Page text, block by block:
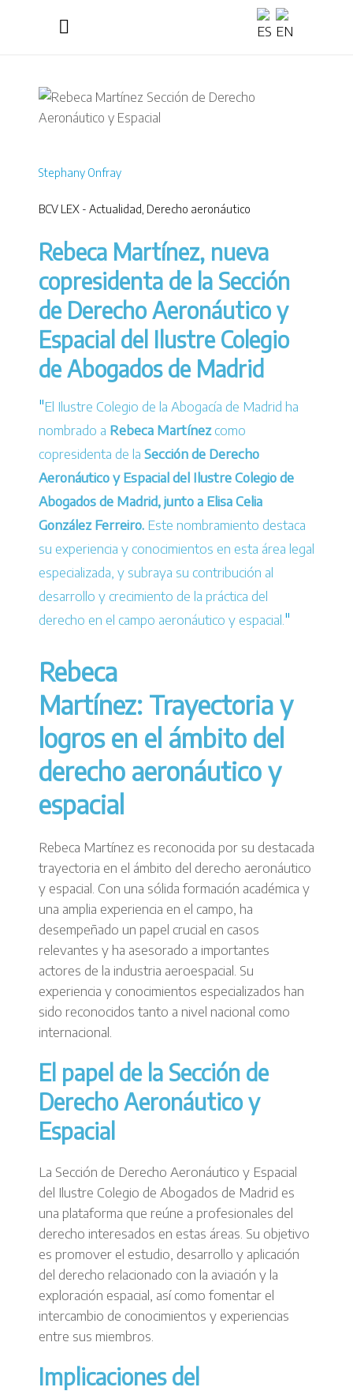
Stephany Onfray
BCV LEX - Actualidad Derecho aeronáutico
Rebeca Martínez, nueva
copresidenta de la Sección
de Derecho Aeronáutico y
Espacial del Ilustre Colegio
de Abogados de Madrid
El Ilustre Colegio de la Abogacía de Madrid ha
nombrado a Rebeca Martínezcomo
copresidenta de la Sección de Derecho
Aeronáutico y Espacial del Ilustre Colegio de
Abogados de Madrid,junto a Elisa Celia
González Ferreiro. Este nombramiento destaca
su experiencia y conocimientos en esta área legal
especializada, y subraya su contribución al
desarrollo y crecimiento de la práctica del
derecho en el campo aeronáutico y espacial.
Rebeca
Martínez: Trayectoria y
logros en el ámbito del
derecho aeronáutico y
espacial
Rebeca Martínez es reconocida por su destacada
trayectoria en el ámbito del derecho aeronáutico
y espacial. Con una sólida formación académica y
una amplia experiencia en el campo, ha
desempeñado un papel crucial en casos
relevantes y ha asesorado a importantes
actores de la industria aeroespacial. Su
experiencia y conocimientos especializados han
sido reconocidos tanto a nivel nacional como
internacional.
El papel de la Sección de
Derecho Aeronáutico y
Espacial
La Sección de Derecho Aeronáutico y Espacial
del Ilustre Colegio de Abogados de Madrid es
una plataforma que reúne a profesionales del
derecho interesados en estas áreas. Su objetivo
es promover el estudio, desarrollo y aplicación
del derecho relacionado con la aviación y la
exploración espacial, así como fomentar el
intercambio de conocimientos y experiencias
entre sus miembros.
Implicaciones del